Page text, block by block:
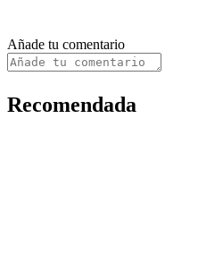
Añade tu comentario
Recomendada